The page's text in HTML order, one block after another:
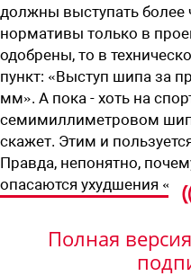
должны выступать
нормативы только в
одобрены, то в
пункт: «Выступ шипа за
мм». А пока - хоть на
семимиллиметровом
скажет. Этим и
Правда, непонятно,
опасаются ухудшения
Полная